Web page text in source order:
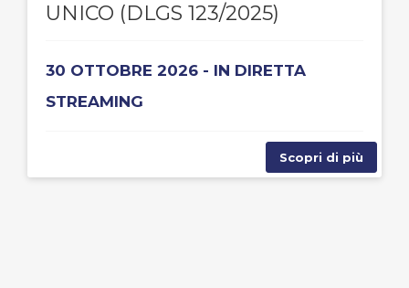
UNICO (DLGS 123/2025)
30 OTTOBRE 2026 - IN DIRETTA
STREAMING
Scopri di più